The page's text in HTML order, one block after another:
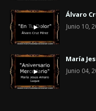
Álvaro
Junio 10,
María
Junio 04,